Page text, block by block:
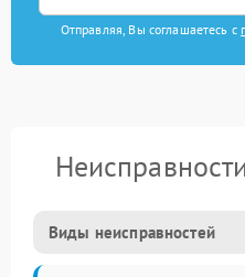
Отправляя, Вы соглашаетесь с
Виды неисправностей